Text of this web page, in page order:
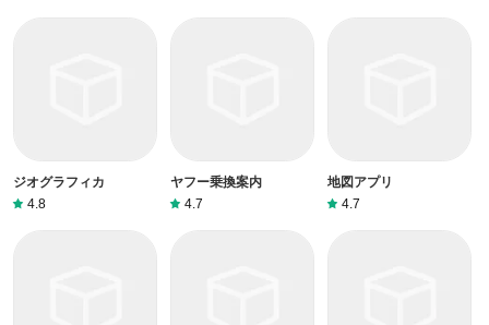
ジオグラフィカ
4.8
ヤフー乗換案内
4.7
地図アプリ
4.7